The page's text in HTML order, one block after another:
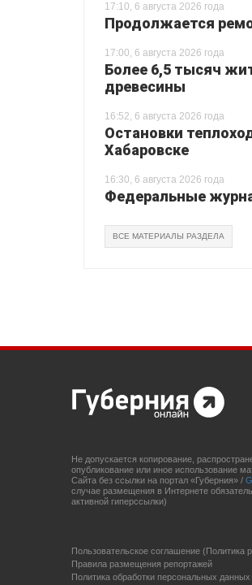
17:10, 6 августа 2026 года
Продолжается
17:00, 6 августа 2026 года
Более 6,5 тысяч
древесины
16:52, 6 августа 2026 года
Остановки
Хабаровске
16:30, 6 августа 2026 года
Федеральные
ВСЕ МАТЕРИАЛЫ РАЗДЕЛА
Не допускается копирование,
опубликование или иное использование
Сайта без ссылки на портал «Губерния» /
случае размещения в Интернете
активной гиперссылки)
Пользовательское соглашение (Политика
Правила размещения репортажей
Политика обработки персональных данных